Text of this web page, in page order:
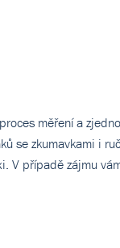
měření a
se zkumavkami i
V případě zájmu